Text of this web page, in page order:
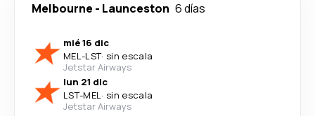
Melbourne - Launceston 6 días
mié 16 dic
MEL-LST· sin escala
Jetstar Airways
lun 21 dic
LST-MEL· sin escala
Jetstar Airways